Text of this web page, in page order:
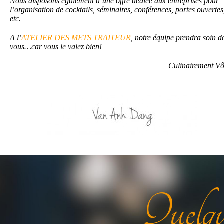
l’organisation de cocktails, séminaires, conférences, portes
etc.
A l’ATELIER DES METS TRAITEUR , notre équipe prendra soin
vous…car vous le valez bien!
Culinairement